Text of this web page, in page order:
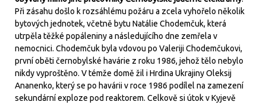
Při zásahu došlo k rozsáhlému požáru a zcela vyhořelo několik
bytových jednotek, včetně bytu Natálie Chodemčuk, která
utrpěla těžké popáleniny a následujícího dne zemřela v
nemocnici. Chodemčuk byla vdovou po Valeriji Chodemčukovi,
první oběti černobylské havárie z roku 1986, jehož tělo nebylo
nikdy vyproštěno. V témže domě žil i Hrdina Ukrajiny Oleksij
Ananenko, který se po havárii v roce 1986 podílel na zamezení
sekundární exploze pod reaktorem. Celkově si útok v Kyjevě